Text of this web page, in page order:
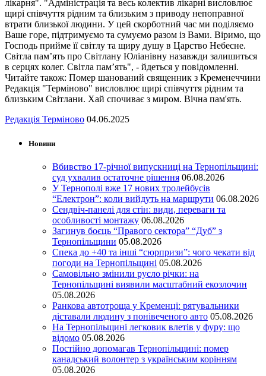
лікарня". "Адміністрація та весь колектив лікарні висловлює
щирі співчуття рідним та близьким з приводу непоправної
втрати близької людини. У цей скорботний час ми поділяємо
Ваше горе, підтримуємо та сумуємо разом із Вами. Віримо, що
Господь прийме її світлу та щиру душу в Царство Небесне.
Світла пам’ять про Світлану Юліанівну назавжди залишиться
в серцях колег. Світла пам’ять", - йдеться у повідомленні.
Читайте також: Помер шанований священник з Кременеччини
Редакція "Терміново" висловлює щирі співчуття рідним та
близьким Світлани. Хай спочиває з миром. Вічна пам'ять.
Редакція Терміново 04.06.2025
Новини
Вбивство 17-річної випускниці на Тернопільщині:
суд ухвалив остаточне рішення 06.08.2026
У Тернополі вже 17 нових тролейбусів
“Електрон”: коли вийдуть на маршрути 06.08.2026
Сендвіч-панелі для стін: види, переваги та
особливості монтажу 06.08.2026
Загинув боєць “Правого сектора” “Дуб” з
Тернопільщини 05.08.2026
Спека до +40 та інші “сюрпризи”: чого чекати від
погоди на Тернопільщині 05.08.2026
Самовільно змінили русло річки: на
Тернопільщині виявили масштабний екозлочин
05.08.2026
Ранкова автотроща у Кременці: рятувальники
діставали людину з понівеченого авто 05.08.2026
На Тернопільщині легковик влетів у фуру: що
відомо 05.08.2026
Постійно допомагав Тернопільщині: помер
канадський волонтер з українським корінням
05.08.2026